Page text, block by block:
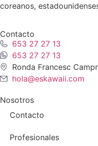
coreanos,
Contacto
653 27 27 13
653 27 27 13
Ronda Francesc
hola@eskawaii.com
Nosotros
Contacto
Profesionales